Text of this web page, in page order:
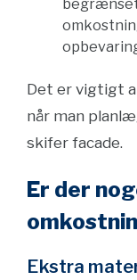
begrænset
Det er vigtigt
når man
skifer facade.
Er der
Ekstra